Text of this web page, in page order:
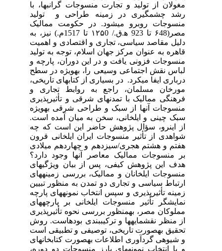
مغولان از تولید و تجارت منسوجات گرانبها، با
رشد چشمگیری در زمینه طراحی و تولید
منسوجات روبرو می­شود. در حکومت ممالیک
تا 923 ه‍.­ق./ ۱۲۵0 تا 1517م.) نیز، به
دلیل مقاصد سیاسی، تجاری و اقتصادی و اهمیت
قاهره به عنوان مرکز جهان اسلام، توجه به تولید
منسوجات فزونی یافت و در این دوران، پارچه و
لباس نقش اجتماعی وسیعی را، به­ویژه در سطح
درباری ایفا می­کرد. در بسیاری از کتاب­های تاریخی،
مورخان مسلمان، راجع به روابط تجاری و
فرهنگی ممالیک با تمدن­های شرقی و تأثیرپذیری
منسوجات آنها از سبک و طراحی شرقی به­ویژه
سبک چینی و ایلخانی، سخن به میان آمده است.
از اینرو، سؤال پژوهش حاضر این است که چه
شواهدی از تأثیر منسوجات ایران ایلخانی قرون
هفتم و هشتم هجری/سیزدهم و چهاردهم میلادی
بر منسوجات ممالیک معاصر آنها وجود دارد؟
هدف این پژوهش کیفی، پس از بیان ویژگی­های
منسوجات ایلخانان و ممالیک، بررسی زمینه­های
ارتباط سیاسی و تجاری دو تمدن به منظور تبیین
زمینه تأثیرپذیری و سپس انتخاب نمونه­های پارچه
نمایشگر تأثیر منسوجات ایلخانی بر پارچه­های
مملوکان مصر، به­منظور بررسی نحوه تأثیرپذیری
از منظر نقش­مایه­ها و ترکیب­بندی بوده­است. روش
تحقیق به­صورت تاریخی، توصیفی و تطبیقی است
و شیوه­ی گردآوری اطلاعات به­صورت کتابخانه­ای
و با انتخاب نمونه­های بارز منسوجات دو دوره،